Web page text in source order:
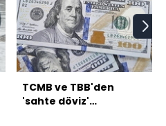
TCMB ve TBB'den
'sahte döviz'